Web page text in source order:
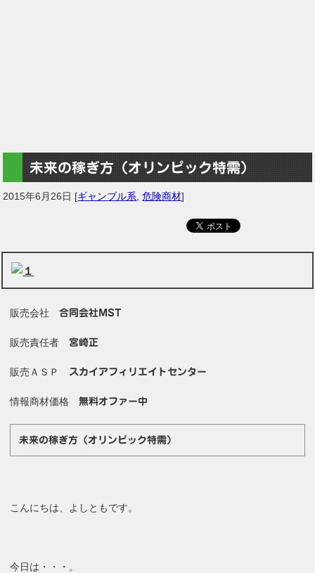
未来の稼ぎ方（オリンピック特需）
2015年6月26日 [ギャンブル系 ,危険商材]
販売会社合同会社MST
販売責任者宮崎正
販売ＡＳＰ スカイアフィリエイトセンター
情報商材価格無料オファー中
未来の稼ぎ方（オリンピック特需）
こんにちは、よしともです。
今日は・・・。